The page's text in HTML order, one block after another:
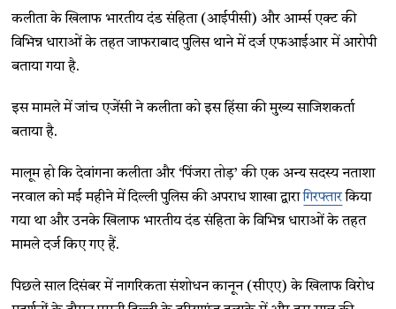
कलीता के खिलाफ भारतीय दंड संहिता (आईपीसी) और आर्म्स एक्ट की
विभिन्न धाराओं के तहत जाफराबाद पुलिस थाने में दर्ज एफआईआर में आरोपी
बताया गया है.
इस मामले में जांच एजेंसी ने कलीता को इस हिंसा की मुख्य साजिशकर्ता
बताया है.
मालूम हो कि देवांगना कलीता और ‘पिंजरा तोड़’ की एक अन्य सदस्य नताशा
नरवाल को मई महीने में दिल्ली पुलिस की अपराध शाखा द्वारागिरफ्तारकिया
गया था और उनके खिलाफ भारतीय दंड संहिता के विभिन्न धाराओं के तहत
मामले दर्ज किए गए हैं.
पिछले साल दिसंबर में नागरिकता संशोधन कानून (सीएए) के खिलाफ विरोध